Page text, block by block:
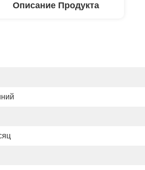
Описание Продукта